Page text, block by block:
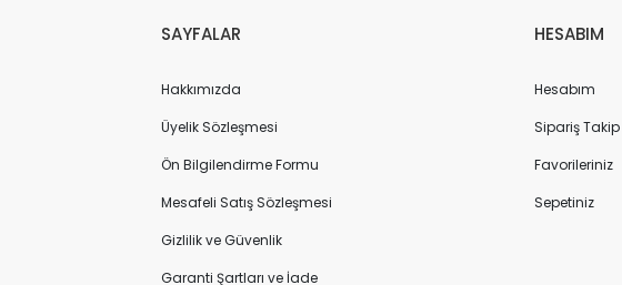
SAYFALAR
Hakkımızda
Üyelik Sözleşmesi
Ön Bilgilendirme Formu
Mesafeli Satış Sözleşmesi
Gizlilik ve Güvenlik
Garanti Şartları ve İade
HESABIM
Hesabım
Sipariş Takip
Favorileriniz
Sepetiniz